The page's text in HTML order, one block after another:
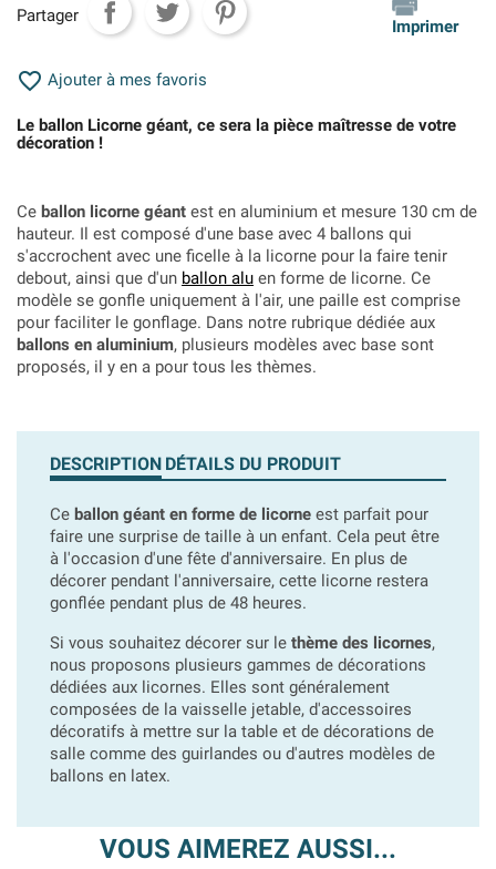
Partager
Imprimer
 Ajouter à mes favoris
Le ballon Licorne géant, ce sera la pièce maîtresse de votre
décoration !
Ce ballon licorne géant est en aluminium et mesure 130 cm de
hauteur. Il est composé d'une base avec 4 ballons qui
s'accrochent avec une ficelle à la licorne pour la faire tenir
debout, ainsi que d'un ballon alu en forme de licorne. Ce
modèle se gonfle uniquement à l'air, une paille est comprise
pour faciliter le gonflage. Dans notre rubrique dédiée aux
ballons en aluminium, plusieurs modèles avec base sont
proposés, il y en a pour tous les thèmes.
DESCRIPTION DÉTAILS DU PRODUIT
Ce ballon géant en forme de licorne est parfait pour
faire une surprise de taille à un enfant. Cela peut être
à l'occasion d'une fête d'anniversaire. En plus de
décorer pendant l'anniversaire, cette licorne restera
gonflée pendant plus de 48 heures.
Si vous souhaitez décorer sur le thème des licornes,
nous proposons plusieurs gammes de décorations
dédiées aux licornes. Elles sont généralement
composées de la vaisselle jetable, d'accessoires
décoratifs à mettre sur la table et de décorations de
salle comme des guirlandes ou d'autres modèles de
ballons en latex.
VOUS AIMEREZ AUSSI...